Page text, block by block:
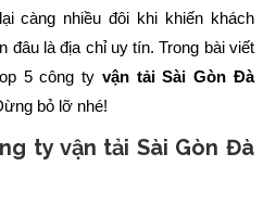
càng nhiều đôi khi khiến khách
đâu là địa chỉ uy tín. Trong bài viết
5 công ty vận tải Sài Gòn Đà
bỏ lỡ nhé!
ty vận tải Sài Gòn Đà